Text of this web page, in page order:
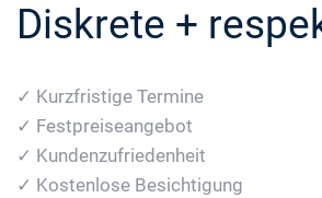
Diskrete +
✓ Kurzfristige Termine
✓ Festpreiseangebot
✓ Kundenzufriedenheit
✓ Kostenlose Besichtigung